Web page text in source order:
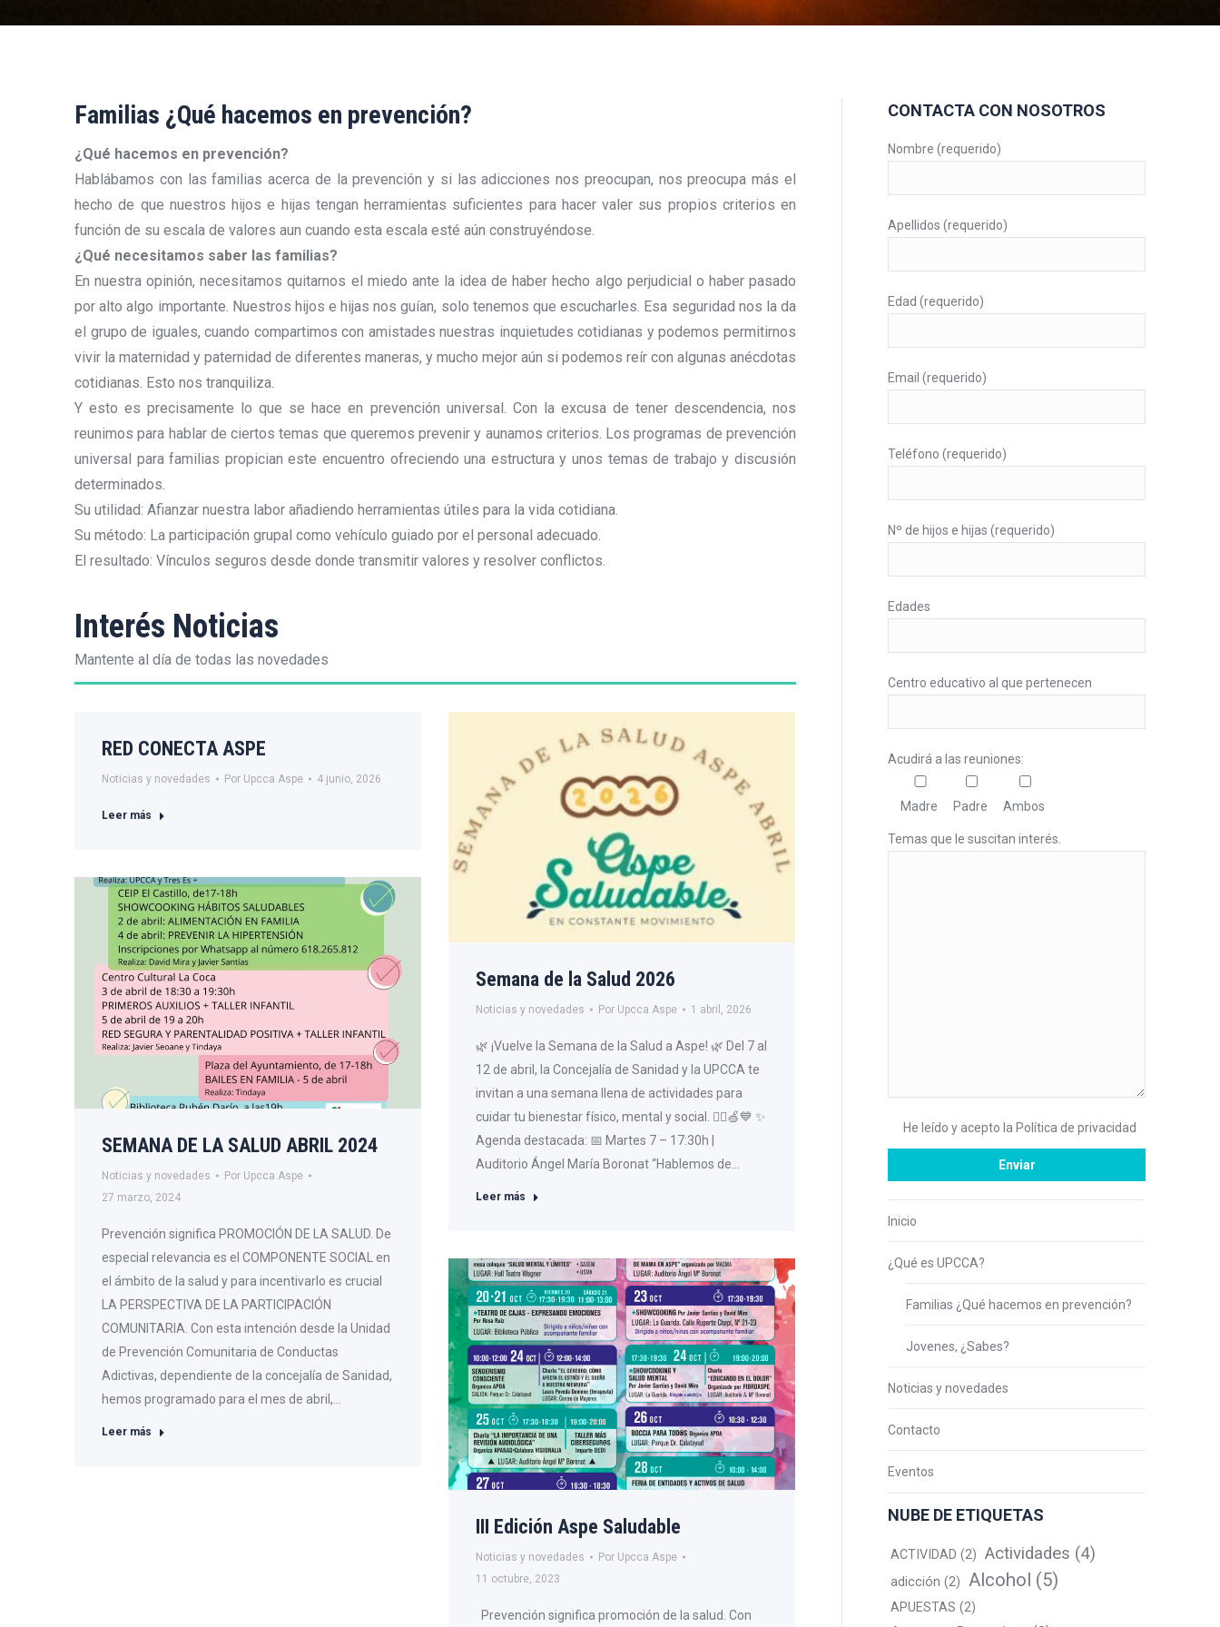
Familias ¿Qué hacemos en prevención?
¿Qué hacemos en prevención?
Hablábamos con las familias acerca de la prevención y si las adicciones nos preocupan, nos preocupa más el
hecho de que nuestros hijos e hijas tengan herramientas suficientes para hacer valer sus propios criterios en
función de su escala de valores aun cuando esta escala esté aún construyéndose.
¿Qué necesitamos saber las familias?
En nuestra opinión, necesitamos quitarnos el miedo ante la idea de haber hecho algo perjudicial o haber pasado
por alto algo importante. Nuestros hijos e hijas nos guían, solo tenemos que escucharles. Esa seguridad nos la da
el grupo de iguales, cuando compartimos con amistades nuestras inquietudes cotidianas y podemos permitirnos
vivir la maternidad y paternidad de diferentes maneras, y mucho mejor aún si podemos reír con algunas anécdotas
cotidianas. Esto nos tranquiliza.
Y esto es precisamente lo que se hace en prevención universal. Con la excusa de tener descendencia, nos
reunimos para hablar de ciertos temas que queremos prevenir y aunamos criterios. Los programas de prevención
universal para familias propician este encuentro ofreciendo una estructura y unos temas de trabajo y discusión
determinados.
Su utilidad: Afianzar nuestra labor añadiendo herramientas útiles para la vida cotidiana.
Su método: La participación grupal como vehículo guiado por el personal adecuado.
El resultado: Vínculos seguros desde donde transmitir valores y resolver conflictos.
Interés Noticias
Mantente al día de todas las novedades
RED CONECTA ASPE
Noticias y novedades Por Upcca Aspe 4 junio, 2026
Leer más
Semana de la Salud 2026
Noticias y novedades Por Upcca Aspe 1 abril, 2026
🌿 ¡Vuelve la Semana de la Salud a Aspe! 🌿 Del 7 al
12 de abril, la Concejalía de Sanidad y la UPCCA te
invitan a una semana llena de actividades para
cuidar tu bienestar físico, mental y social. 🧘‍♂️🍏💙 ✨
Agenda destacada: 📅 Martes 7 – 17:30h |
Auditorio Ángel María Boronat “Hablemos de…
Leer más
SEMANA DE LA SALUD ABRIL 2024
Noticias y novedades Por Upcca Aspe
27 marzo, 2024
Prevención significa PROMOCIÓN DE LA SALUD. De
especial relevancia es el COMPONENTE SOCIAL en
el ámbito de la salud y para incentivarlo es crucial
LA PERSPECTIVA DE LA PARTICIPACIÓN
COMUNITARIA. Con esta intención desde la Unidad
de Prevención Comunitaria de Conductas
Adictivas, dependiente de la concejalía de Sanidad,
hemos programado para el mes de abril,…
Leer más
III Edición Aspe Saludable
Noticias y novedades Por Upcca Aspe
11 octubre, 2023
Prevención significa promoción de la salud. Con
CONTACTA CON NOSOTROS
Nombre (requerido)
Apellidos (requerido)
Edad (requerido)
Email (requerido)
Teléfono (requerido)
Nº de hijos e hijas (requerido)
Edades
Centro educativo al que pertenecen
Acudirá a las reuniones:
Madre Padre Ambos
Temas que le suscitan interés.
He leído y acepto la Política de privacidad
Inicio
¿Qué es UPCCA?
Familias ¿Qué hacemos en prevención?
Jovenes, ¿Sabes?
Noticias y novedades
Contacto
Eventos
NUBE DE ETIQUETAS
ACTIVIDAD (2) Actividades (4)
adicción (2) Alcohol (5)
APUESTAS (2)